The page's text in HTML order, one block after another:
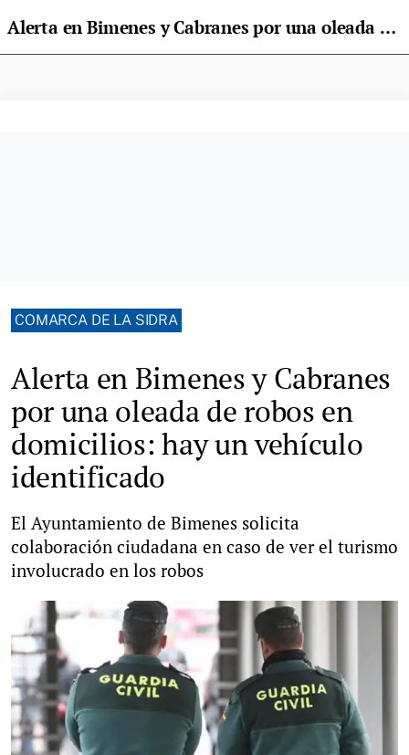
Alerta en Bimenes y Cabranes por una oleada de robos en domicilios: hay un vehículo identificado
COMARCA DE LA SIDRA
Alerta en Bimenes y Cabranes
por una oleada de robos en
domicilios: hay un vehículo
identificado
El Ayuntamiento de Bimenes solicita
colaboración ciudadana en caso de ver el turismo
involucrado en los robos